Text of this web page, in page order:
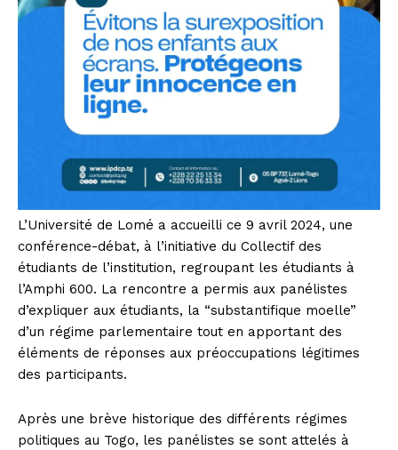
L’Université de Lomé a accueilli ce 9 avril 2024, une
conférence-débat, à l’initiative du Collectif des
étudiants de l’institution, regroupant les étudiants à
l’Amphi 600. La rencontre a permis aux panélistes
d’expliquer aux étudiants, la “substantifique moelle”
d’un régime parlementaire tout en apportant des
éléments de réponses aux préoccupations légitimes
des participants.
Après une brève historique des différents régimes
politiques au Togo, les panélistes se sont attelés à